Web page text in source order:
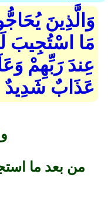
وَالَّذِينَ
مَا اسْتُجِيبَ
عِندَ رَبِّهِمْ
عَذَابٌ شَدِيدٌ
من بعد ما